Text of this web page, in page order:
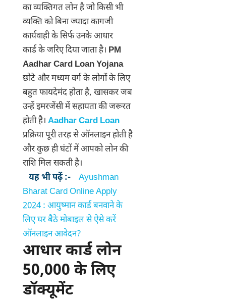
का व्यक्तिगत लोन है जो किसी भी
व्यक्ति को बिना ज्यादा कागजी
कार्यवाही के सिर्फ उनके आधार
कार्ड के जरिए दिया जाता है। PM
Aadhar Card Loan Yojana
छोटे और मध्यम वर्ग के लोगों के लिए
बहुत फायदेमंद होता है, खासकर जब
उन्हें इमरजेंसी में सहायता की जरूरत
होती है। Aadhar Card Loan
प्रक्रिया पूरी तरह से ऑनलाइन होती है
और कुछ ही घंटों में आपको लोन की
राशि मिल सकती है।
यह भी पढ़ें :-
Ayushman
Bharat Card Online Apply
2024 : आयुष्मान कार्ड बनवाने के
लिए घर बैठे मोबाइल से ऐसे करें
ऑनलाइन आवेदन?
आधार कार्ड लोन
50,000 के लिए
डॉक्यूमेंट